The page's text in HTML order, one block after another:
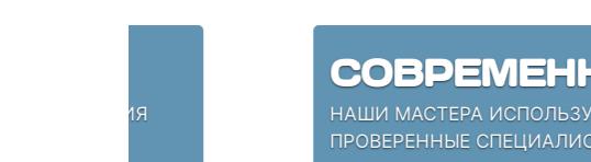
СОВРЕМЕННЫЕ
НАШИ МАСТЕРА ИСПОЛЬЗУЮТ
ПРОВЕРЕННЫЕ СПЕЦИАЛИСТЫ,